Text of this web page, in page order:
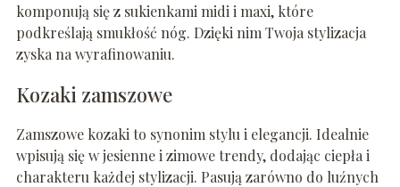
komponują się z sukienkami midi i maxi, które
podkreślają smukłość nóg. Dzięki nim Twoja stylizacja
zyska na wyrafinowaniu.
Kozaki zamszowe
Zamszowe kozaki to synonim stylu i elegancji. Idealnie
wpisują się w jesienne i zimowe trendy, dodając ciepła i
charakteru każdej stylizacji. Pasują zarówno do luźnych